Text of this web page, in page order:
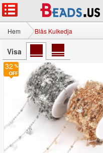
Hem Blås Kulkedja
Visa
32